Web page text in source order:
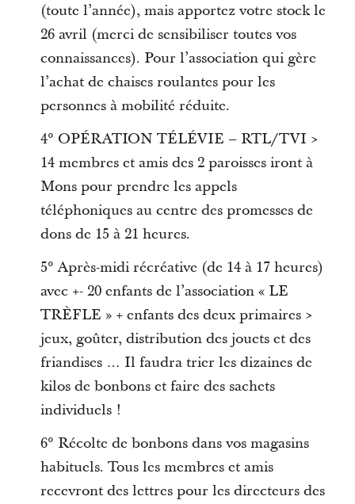
(toute l’année), mais apportez votre stock le
26 avril (merci de sensibiliser toutes vos
connaissances). Pour l’association qui gère
l’achat de chaises roulantes pour les
personnes à mobilité réduite.
4° OPÉRATION TÉLÉVIE – RTL/TVI >
14 membres et amis des 2 paroisses iront à
Mons pour prendre les appels
téléphoniques au centre des promesses de
dons de 15 à 21 heures.
5° Après-midi récréative (de 14 à 17 heures)
avec +- 20 enfants de l’association « LE
TRÈFLE » + enfants des deux primaires >
jeux, goûter, distribution des jouets et des
friandises … Il faudra trier les dizaines de
kilos de bonbons et faire des sachets
individuels !
6° Récolte de bonbons dans vos magasins
habituels. Tous les membres et amis
recevront des lettres pour les directeurs des